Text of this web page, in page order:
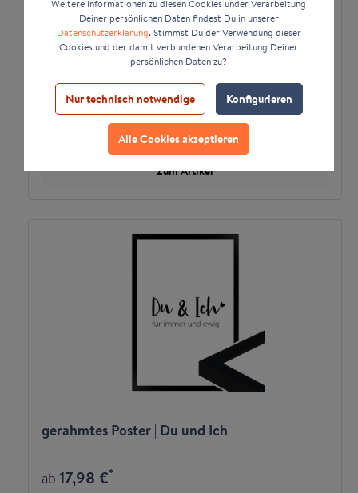
gerahmtes Poster | Liebe ist wie ein Vollbad
Zum Artikel
gerahmtes Poster | Du und Ich
ab17,98 €*
Weitere Informationen zu diesen Cookies under Verarbeitung
Deiner persönlichen Daten findest Du in unserer
Datenschutzerklärung. Stimmst Du der Verwendung dieser
Cookies und der damit verbundenen Verarbeitung Deiner
persönlichen Daten zu?
Nur technisch notwendige Konfigurieren
Alle Cookies akzeptieren